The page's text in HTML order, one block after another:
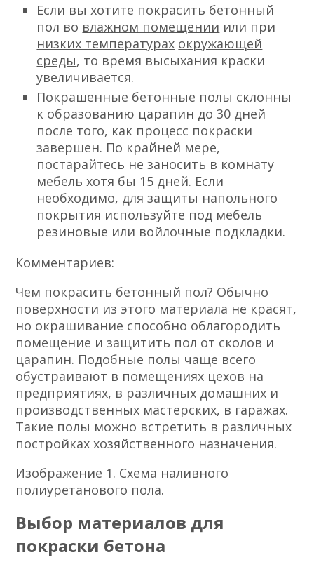
Если вы хотите покрасить бетонный
пол во влажном помещении или при
низких температурах окружающей
среды, то время высыхания краски
увеличивается.
Покрашенные бетонные полы склонны
к образованию царапин до 30 дней
после того, как процесс покраски
завершен. По крайней мере,
постарайтесь не заносить в комнату
мебель хотя бы 15 дней. Если
необходимо, для защиты напольного
покрытия используйте под мебель
резиновые или войлочные подкладки.
Комментариев:
Чем покрасить бетонный пол? Обычно
поверхности из этого материала не красят,
но окрашивание способно облагородить
помещение и защитить пол от сколов и
царапин. Подобные полы чаще всего
обустраивают в помещениях цехов на
предприятиях, в различных домашних и
производственных мастерских, в гаражах.
Такие полы можно встретить в различных
постройках хозяйственного назначения.
Изображение 1. Схема наливного
полиуретанового пола.
Выбор материалов для
покраски бетона